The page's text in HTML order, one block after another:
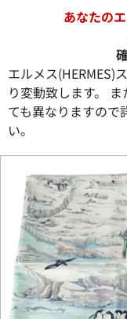
あなたの
エルメス(HERMES)
り変動致します。
ても異なりますので
い。